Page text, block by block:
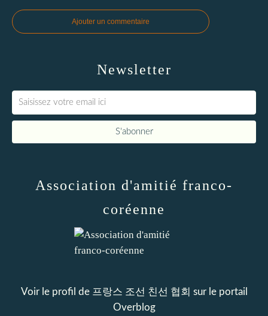
Ajouter un commentaire
Newsletter
Association d'amitié franco-
coréenne
Voir le profil de 프랑스 조선 친선 협회 sur le portail
Overblog